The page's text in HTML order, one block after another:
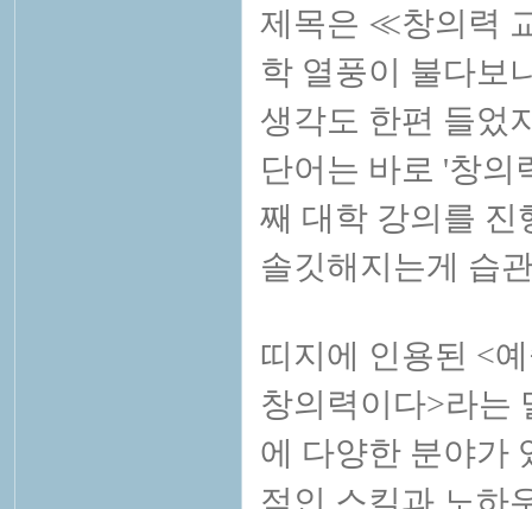
제목은 ≪창의력
학 열풍이 불다보
생각도 한편 들었
단어는 바로 '창의
째 대학 강의를 진
솔깃해지는게 습
띠지에 인용된 <
창의력이다>라는
에 다양한 분야가
적인 스킬과 노하